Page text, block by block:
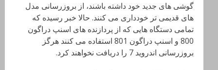
گوشی های جدید خود داشته باشند، از بروزرسانی مدل
های قدیمی تر خودداری می کنند. حالا خبر رسیده که
تمامی دستگاه هایی که از پردازنده های اسنپ دراگون
800 و اسنپ دراگون 801 استفاده می کنند هرگز
بروزرسانی اندروید 7 را دریافت نخواهند کرد.